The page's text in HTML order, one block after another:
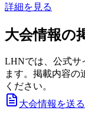
詳細を見る
大会情報の
LHNでは、公式サ
ます。掲載内容の
ください。
大会情報を送る